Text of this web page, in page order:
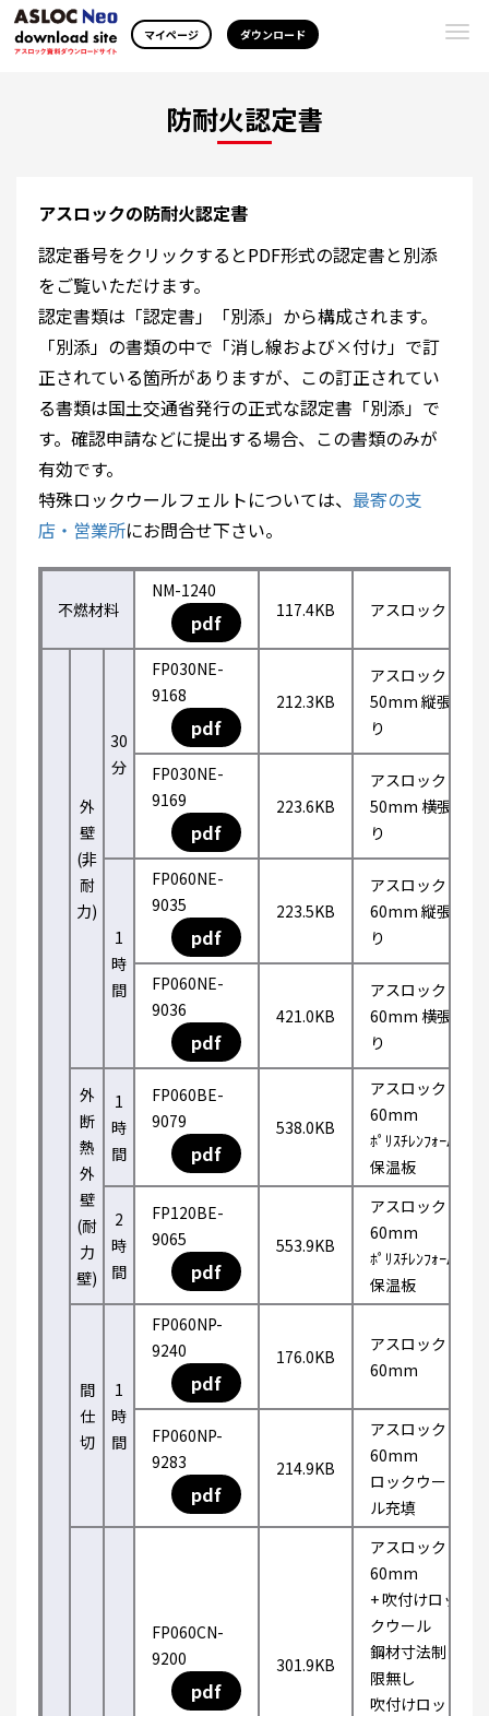
マイページ ダウンロード
防耐火認定書
アスロックの防耐火認定書
認定番号をクリックするとPDF形式の認定書と別添
をご覧いただけます。
認定書類は「認定書」「別添」から構成されます。
「別添」の書類の中で「消し線および×付け」で訂
正されている箇所がありますが、この訂正されてい
る書類は国土交通省発行の正式な認定書「別添」で
す。確認申請などに提出する場合、この書類のみが
有効です。
特殊ロックウールフェルトについては、 最寄の支
店・営業所にお問合せ下さい。
不燃材料
NM-1240
pdf 117.4KB アスロック
外
壁
(非
耐
力)
30
分
FP030NE-
9168
pdf
212.3KB
アスロック
50mm 縦張
り
FP030NE-
9169
pdf
223.6KB
アスロック
50mm 横張
り
1
時
間
FP060NE-
9035
pdf
223.5KB
アスロック
60mm 縦張
り
FP060NE-
9036
pdf
421.0KB
アスロック
60mm 横張
り
外
断
熱
外
壁
(耐
力
壁)
1
時
間
FP060BE-
9079
pdf
538.0KB
アスロック
60mm
ﾎﾟﾘｽﾁﾚﾝﾌｫｰﾑ
保温板
2
時
間
FP120BE-
9065
pdf
553.9KB
アスロック
60mm
ﾎﾟﾘｽﾁﾚﾝﾌｫｰﾑ
保温板
間
仕
切
1
時
間
FP060NP-
9240
pdf
176.0KB
アスロック
60mm
FP060NP-
9283
pdf
214.9KB
アスロック
60mm
ロックウー
ル充填
FP060CN-
9200
pdf
301.9KB
アスロック
60mm
+ 吹付けロッ
クウール
鋼材寸法制
限無し
吹付けロッ